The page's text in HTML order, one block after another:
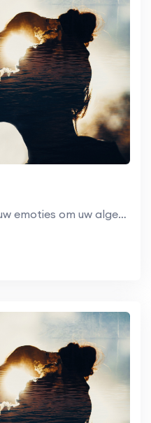
Begrip en beheersing van uw emoties om uw algehele welzijn te verbeteren.